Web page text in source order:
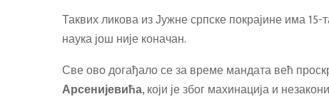
Таквих ликова из Јужне српске покрајине има
наука још није коначан.
Све ово догађало се за време мандата већ
Арсенијевића, који је због махинација и